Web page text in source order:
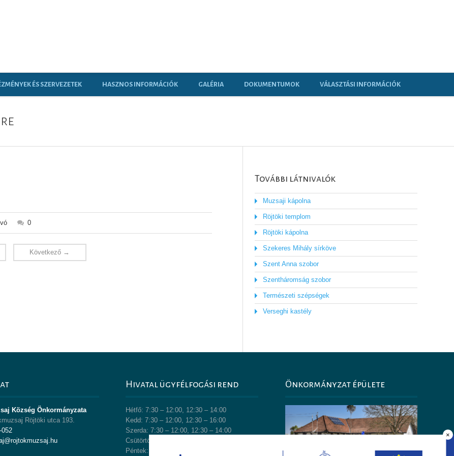
×
ÉS SZERVEZETEK HASZNOS INFORMÁCIÓK GALÉRIA DOKUMENTUMOK VÁLASZTÁSI INFORMÁCIÓK
0
Következő →
További látnivalók
Muzsaji kápolna
Röjtöki templom
Röjtöki kápolna
Szekeres Mihály sírköve
Szent Anna szobor
Szentháromság szobor
Természeti szépségek
Verseghi kastély
Község Önkormányzata
Röjtöki utca 193.
052
Hivatal ügyfélfogási rend
Hétfő: 7:30 – 12:00, 12:30 – 14:00
Kedd: 7:30 – 12:00, 12:30 – 16:00
Szerda: 7:30 – 12:00, 12:30 – 14:00
Csütörtök: 7:30 – 12:00, 12:30 – 14:00
Péntek: 7:30 – 12:00, 12:30 – 13:30
Önkormányzat épülete